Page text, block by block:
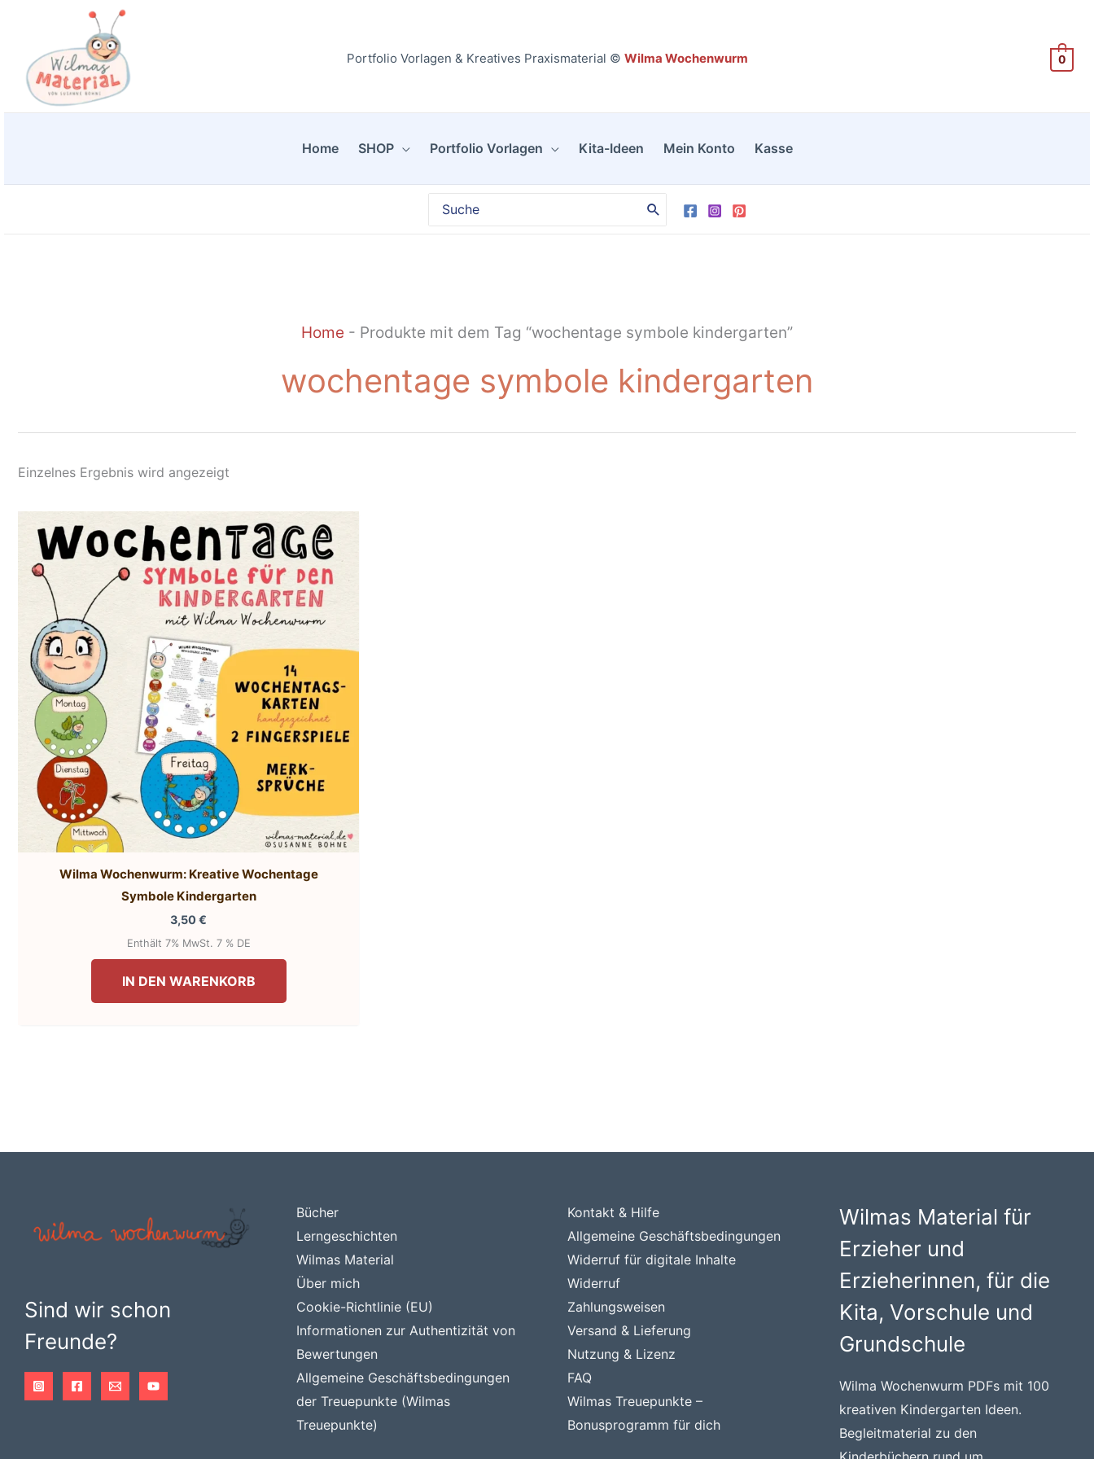
springen
Portfolio Vorlagen & Kreatives Praxismaterial © Wilma Wochenwurm 0
Home SHOP Portfolio Vorlagen Kita-Ideen Mein Konto Kasse
Search
for:
Home - Produkte mit dem Tag “wochentage symbole kindergarten”
wochentage symbole kindergarten
Einzelnes Ergebnis wird angezeigt
Wilma Wochenwurm: Kreative Wochentage
Symbole Kindergarten
3,50€
Enthält 7% MwSt. 7 % DE
IN DEN WARENKORB
Sind wir schon
Freunde?
Bücher
Lerngeschichten
Wilmas Material
Über mich
Cookie-Richtlinie (EU)
Informationen zur Authentizität von
Bewertungen
Allgemeine Geschäftsbedingungen
der Treuepunkte (Wilmas
Treuepunkte)
Kontakt & Hilfe
Allgemeine Geschäftsbedingungen
Widerruf für digitale Inhalte
Widerruf
Zahlungsweisen
Versand & Lieferung
Nutzung & Lizenz
FAQ
Wilmas Treuepunkte –
Bonusprogramm für dich
Wilmas Material für
Erzieher und
Erzieherinnen, für die
Kita, Vorschule und
Grundschule
Wilma Wochenwurm PDFs mit 100
kreativen Kindergarten Ideen.
Begleitmaterial zu den